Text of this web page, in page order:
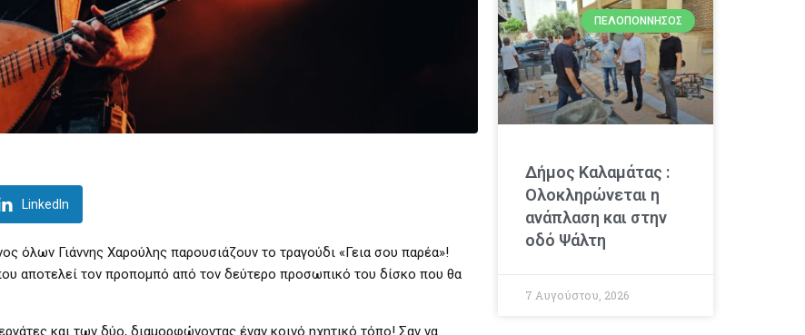
LinkedIn
όλων Γιάννης Χαρούλης παρουσιάζουν το τραγούδι «Γεια σου παρέα»!
αποτελεί τον προπομπό από τον δεύτερο προσωπικό του δίσκο που θα
και των δύο, διαμορφώνοντας έναν κοινό ηχητικό τόπο! Σαν να
ΠΕΛΟΠΌΝΝΗΣΟΣ
Δήμος Καλαμάτας :
Ολοκληρώνεται η
ανάπλαση και στην
οδό Ψάλτη
7 Αυγούστου, 2026